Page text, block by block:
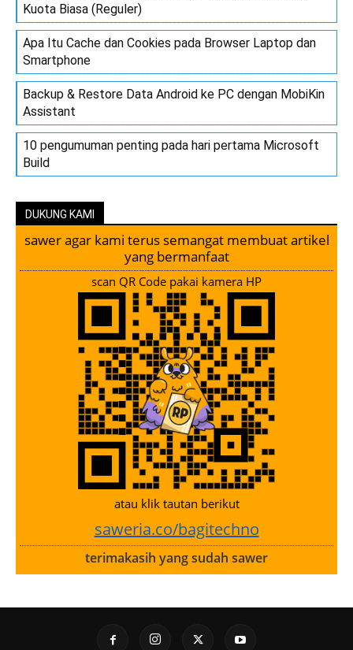
Kuota Biasa (Reguler)
Apa Itu Cache dan Cookies pada Browser Laptop dan
Smartphone
Backup & Restore Data Android ke PC dengan MobiKin
Assistant
10 pengumuman penting pada hari pertama Microsoft
Build
DUKUNG KAMI
sawer agar kami terus semangat membuat artikel
yang bermanfaat
scan QR Code pakai kamera HP
atau klik tautan berikut
saweria.co/bagitechno
terimakasih yang sudah sawer